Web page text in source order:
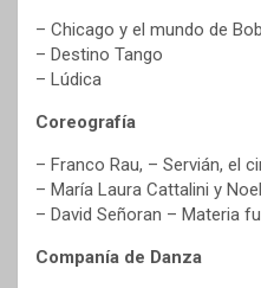
– Chicago y el mundo de
– Destino Tango
– Lúdica
Coreografía
– Franco Rau, – Servián, el
– María Laura Cattalini y
– David Señoran – Materia
Companía de Danza